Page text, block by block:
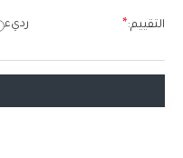
التقييم: رديء